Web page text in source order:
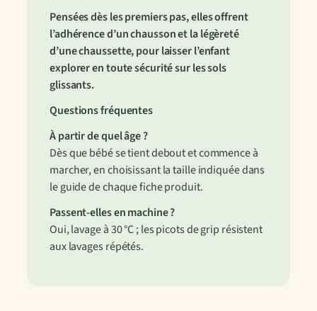
Pensées dès les premiers pas, elles offrent
l’adhérence d’un chausson et la légèreté
d’une chaussette, pour laisser l’enfant
explorer en toute sécurité sur les sols
glissants.
Questions fréquentes
À partir de quel âge ?
Dès que bébé se tient debout et commence à
marcher, en choisissant la taille indiquée dans
le guide de chaque fiche produit.
Passent-elles en machine ?
Oui, lavage à 30 °C ; les picots de grip résistent
aux lavages répétés.